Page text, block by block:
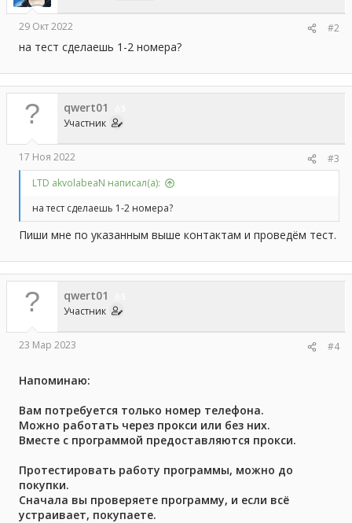
29 Окт 2022 #2
на тест сделаешь 1-2 номера?
qwert01
Участник
17 Ноя 2022
#3
LTD akvolabeaN написал(а):
на тест сделаешь 1-2 номера?
Пиши мне по указанным выше контактам и проведём тест.
qwert01
Участник
23 Мар 2023 #4
Напоминаю:
Вам потребуется только номер телефона.
Можно работать через прокси или без них.
Вместе с программой предоставляются прокси.
Протестировать работу программы, можно до
покупки.
Сначала вы проверяете программу, и если всё
устраивает, покупаете.